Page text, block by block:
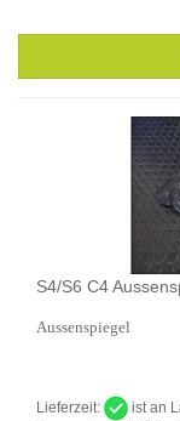
S4/S6 C4
Aussenspiegel
Lieferzeit:
ist an